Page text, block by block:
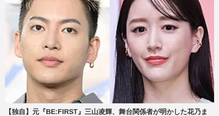
【独自】元『BE:FIRST』三山凌輝、舞台関係者が明かした花乃ま